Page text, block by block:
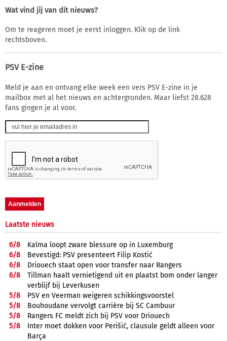
Wat vind jij van dit nieuws?
Om te reageren moet je eerst inloggen. Klik op de link
rechtsboven.
PSV E-zine
Meld je aan en ontvang elke week een vers PSV E-zine in je
mailbox met al het nieuws en achtergronden. Maar liefst 28.628
fans gingen je al voor.
Laatste nieuws
6/8
Kalma loopt zware blessure op in Luxemburg
6/8
Bevestigd: PSV presenteert Filip Kostić
6/8
Driouech staat open voor transfer naar Rangers
6/8
Tillman haalt vernietigend uit en plaatst bom onder langer
verblijf bij Leverkusen
5/8
PSV en Veerman weigeren schikkingsvoorstel
5/8
Bouhoudane vervolgt carrière bij SC Cambuur
5/8
Rangers FC meldt zich bij PSV voor Driouech
5/8
Inter moet dokken voor Perišić, clausule geldt alleen voor
Barça